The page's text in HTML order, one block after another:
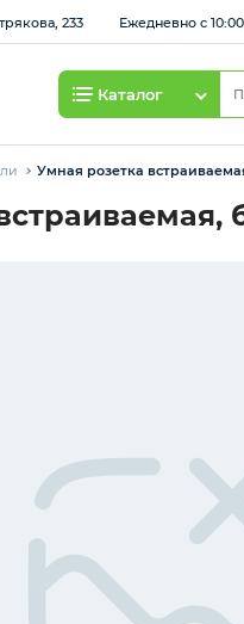
233 Ежедневно с
Каталог
Умная розетка